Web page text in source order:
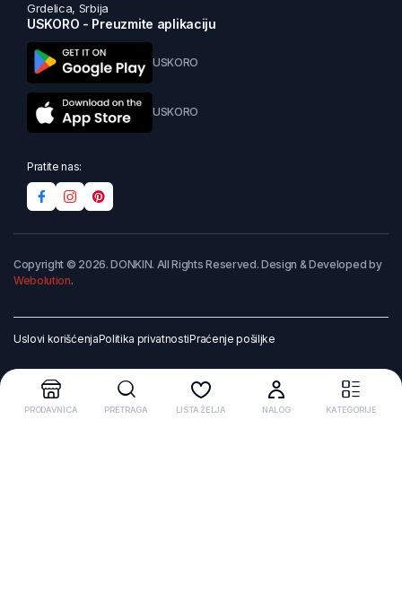
Grdelica, Srbija
USKORO - Preuzmite aplikaciju
USKORO
USKORO
Pratite nas:
Copyright © 2026. DONKIN. All Rights Reserved. Design & Developed by
Webolution.
Uslovi korišćenjaPolitika privatnostiPraćenje pošiljke
PRODAVNICA PRETRAGA LISTA ŽELJA NALOG KATEGORIJE